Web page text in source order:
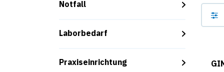
Notfall
Laborbedarf
Praxiseinrichtung